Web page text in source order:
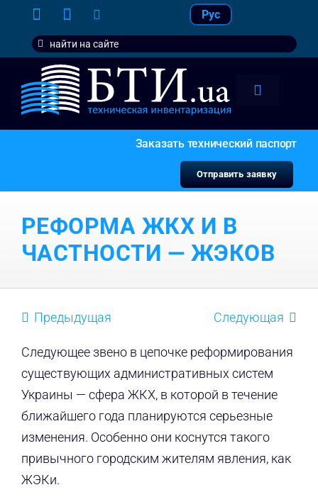
content
Рус
Search
for:
Toggle
услуги
наши
Заказать технический паспорт
Отправить заявку
РЕФОРМА ЖКХ И В
ЧАСТНОСТИ — ЖЭКОВ
Предыдущая Следующая
Следующее звено в цепочке реформирования
существующих административных систем
Украины — сфера ЖКХ, в которой в течение
ближайшего года планируются серьезные
изменения. Особенно они коснутся такого
привычного городским жителям явления, как
ЖЭКи.